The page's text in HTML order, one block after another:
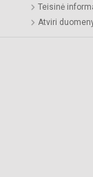
Teisinė
Atviri